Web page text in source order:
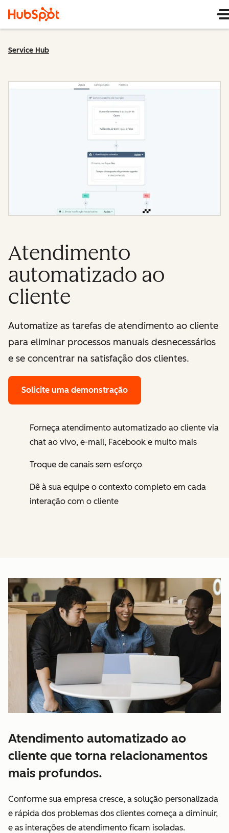
Service Hub
Atendimento
automatizado ao
cliente
Automatize as tarefas de atendimento ao cliente
para eliminar processos manuais desnecessários
e se concentrar na satisfação dos clientes.
Solicite uma demonstração
Forneça atendimento automatizado ao cliente via
chat ao vivo, e-mail, Facebook e muito mais
Troque de canais sem esforço
Dê à sua equipe o contexto completo em cada
interação com o cliente
Atendimento automatizado ao
cliente que torna relacionamentos
mais profundos.
Conforme sua empresa cresce, a solução personalizada
e rápida dos problemas dos clientes começa a diminuir,
e as interações de atendimento ficam isoladas.